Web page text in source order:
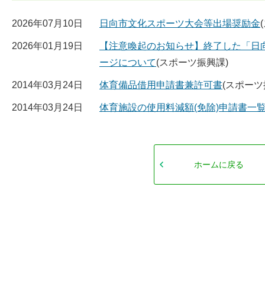
2026年07月10日 日向市文化スポーツ大会等出場奨励金
2026年01月19日
【注意喚起のお知らせ】終了した「
ージについて(スポーツ振興課)
2014年03月24日 体育備品借用申請書兼許可書(スポー
2014年03月24日 体育施設の使用料減額(免除)申請書一
ホームに戻る